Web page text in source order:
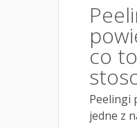
co
Peelingi
jedne z